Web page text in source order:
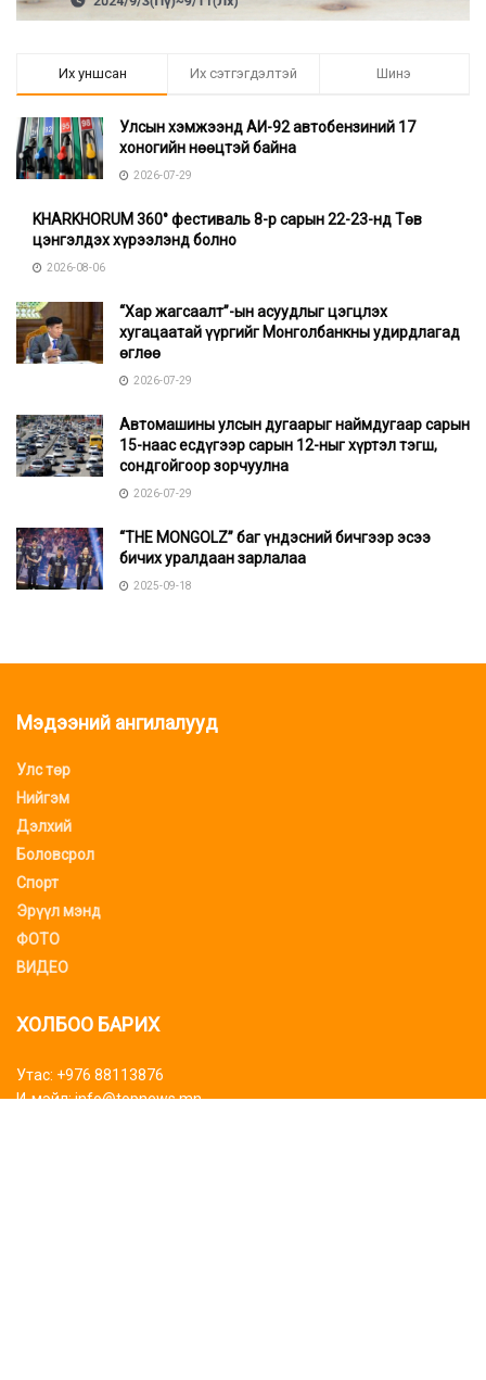
Их уншсан Их сэтгэгдэлтэй Шинэ
Улсын хэмжээнд АИ-92 автобензиний 17
хоногийн нөөцтэй байна
2026-07-29
KHARKHORUM 360° фестиваль 8-р сарын 22-23-нд Төв
цэнгэлдэх хүрээлэнд болно
2026-08-06
“Хар жагсаалт”-ын асуудлыг цэгцлэх
хугацаатай үүргийг Монголбанкны удирдлагад
өглөө
2026-07-29
Автомашины улсын дугаарыг наймдугаар сарын
15-наас есдүгээр сарын 12-ныг хүртэл тэгш,
сондгойгоор зорчуулна
2026-07-29
“THE MONGOLZ” баг үндэсний бичгээр эсээ
бичих уралдаан зарлалаа
2025-09-18
Мэдээний ангилалууд
Улс төр
Нийгэм
Дэлхий
Боловсрол
Спорт
Эрүүл мэнд
ФОТО
ВИДЕО
ХОЛБОО БАРИХ
Утас: +976 88113876
И-мэйл: info@topnews.mn